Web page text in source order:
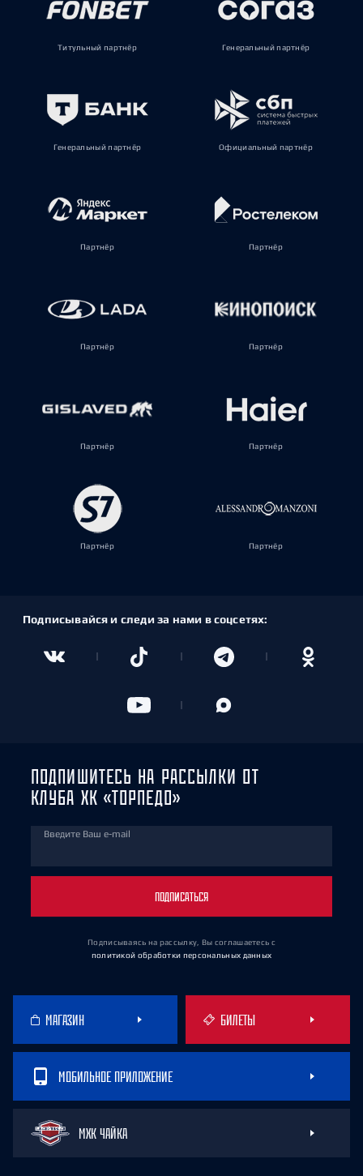
Титульный партнёр Генеральный партнёр
Генеральный партнёр Официальный партнёр
Партнёр Партнёр
Партнёр Партнёр
Партнёр Партнёр
Партнёр Партнёр
Подписывайся и следи за нами в соцсетях:
ПОДПИШИТЕСЬ НА РАССЫЛКИ ОТ
КЛУБА ХК «ТОРПЕДО»
Введите Ваш e-mail
ПОДПИСАТЬСЯ
Подписываясь на рассылку, Вы соглашаетесь с
политикой обработки персональных данных
МАГАЗИН БИЛЕТЫ
МОБИЛЬНОЕ ПРИЛОЖЕНИЕ
МХК ЧАЙКА